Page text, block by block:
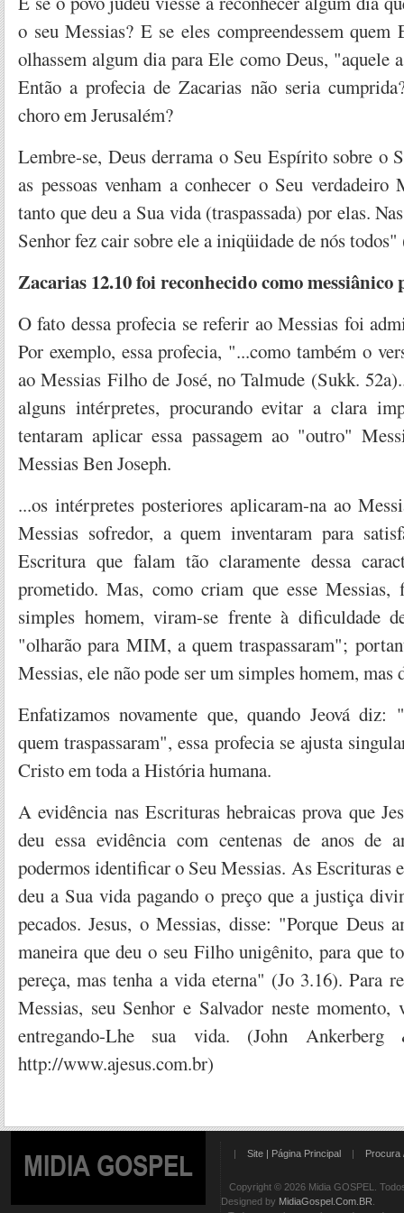
o seu Messias? E se eles compreendessem quem
olhassem algum dia para Ele como Deus, "aquele
Então a profecia de Zacarias não seria
choro em Jerusalém?
Lembre-se, Deus derrama o Seu Espírito sobre o
as pessoas venham a conhecer o Seu verdadeiro
tanto que deu a Sua vida (traspassada) por elas.
Senhor fez cair sobre ele a iniqüidade de nós
Zacarias 12.10 foi reconhecido como messiânico
O fato dessa profecia se referir ao Messias foi
Por exemplo, essa profecia, "...como também o
ao Messias Filho de José, no Talmude (Sukk.
alguns intérpretes, procurando evitar a clara
tentaram aplicar essa passagem ao "outro"
Messias Ben Joseph.
...os intérpretes posteriores aplicaram-na ao
Messias sofredor, a quem inventaram para
Escritura que falam tão claramente dessa
prometido. Mas, como criam que esse
simples homem, viram-se frente à dificuldade
"olharão para MIM, a quem traspassaram";
Messias, ele não pode ser um simples homem, mas
Enfatizamos novamente que, quando Jeová
quem traspassaram", essa profecia se ajusta
Cristo em toda a História humana.
A evidência nas Escrituras hebraicas prova que
deu essa evidência com centenas de anos de
podermos identificar o Seu Messias. As Escrituras
deu a Sua vida pagando o preço que a justiça
pecados. Jesus, o Messias, disse: "Porque Deus
maneira que deu o seu Filho unigênito, para que
pereça, mas tenha a vida eterna" (Jo 3.16). Para
Messias, seu Senhor e Salvador neste
entregando-Lhe sua vida. (John
http://www.ajesus.com.br)
MIDIA GOSPEL | Site | Página Principal | Procura
Copyright © 2026 Midia GOSPEL.
Designed by MidiaGospel.Com.BR